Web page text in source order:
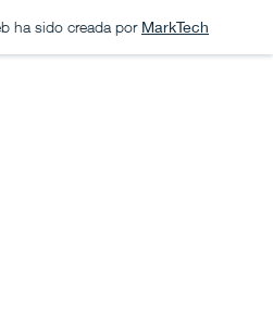
ha sido creada por MarkTech